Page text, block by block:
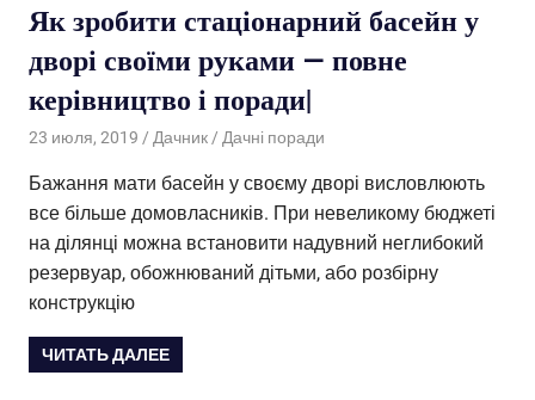
Як зробити стаціонарний басейн у
дворі своїми руками — повне
керівництво і поради|
23 июля, 2019 Дачник Дачні поради
Бажання мати басейн у своєму дворі висловлюють
все більше домовласників. При невеликому бюджеті
на ділянці можна встановити надувний неглибокий
резервуар, обожнюваний дітьми, або розбірну
конструкцію
ЧИТАТЬ ДАЛЕЕ